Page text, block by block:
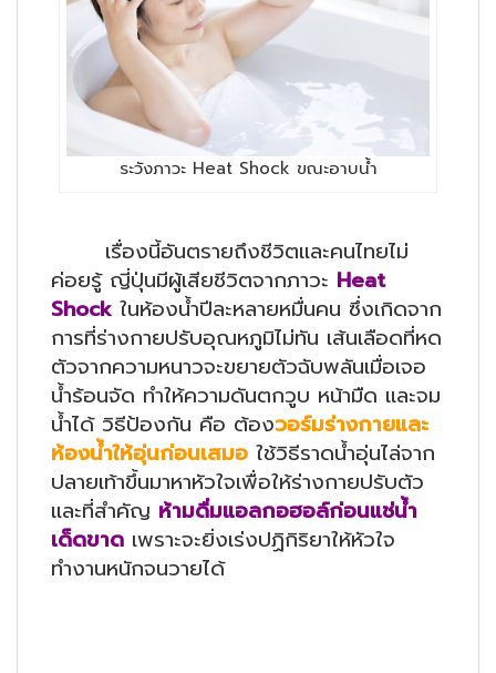
ระวังภาวะ Heat Shock ขณะอาบน้ำ
เรื่องนี้อันตรายถึงชีวิตและคนไทยไม่
ค่อยรู้ ญี่ปุ่นมีผู้เสียชีวิตจากภาวะ Heat
Shock ในห้องน้ำปีละหลายหมื่นคน ซึ่งเกิดจาก
การที่ร่างกายปรับอุณหภูมิไม่ทัน เส้นเลือดที่หด
ตัวจากความหนาวจะขยายตัวฉับพลันเมื่อเจอ
น้ำร้อนจัด ทำให้ความดันตกวูบ หน้ามืด และจม
น้ำได้ วิธีป้องกัน คือ ต้องวอร์มร่างกายและ
ห้องน้ำให้อุ่นก่อนเสมอ ใช้วิธีราดน้ำอุ่นไล่จาก
ปลายเท้าขึ้นมาหาหัวใจเพื่อให้ร่างกายปรับตัว
และที่สำคัญ ห้ามดื่มแอลกอฮอล์ก่อนแช่น้ำ
เด็ดขาด เพราะจะยิ่งเร่งปฏิกิริยาให้หัวใจ
ทำงานหนักจนวายได้